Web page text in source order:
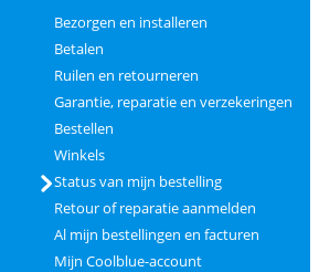
Bezorgen en installeren
Betalen
Ruilen en retourneren
Garantie, reparatie en verzekeringen
Bestellen
Winkels
Status van mijn bestelling
Retour of reparatie aanmelden
Al mijn bestellingen en facturen
Mijn Coolblue-account